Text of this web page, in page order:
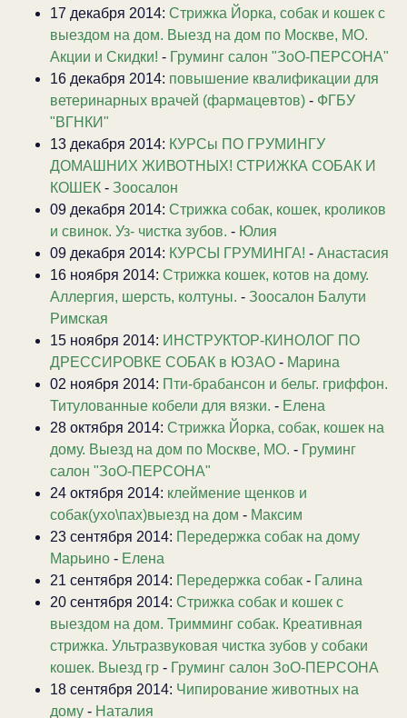
17 декабря 2014: Стрижка Йорка, собак и кошек с
выездом на дом. Выезд на дом по Москве, МО.
Акции и Скидки! - Груминг салон "ЗоО-ПЕРСОНА"
16 декабря 2014: повышение квалификации для
ветеринарных врачей (фармацевтов) - ФГБУ
"ВГНКИ"
13 декабря 2014: КУРСы ПО ГРУМИНГУ
ДОМАШНИХ ЖИВОТНЫХ! СТРИЖКА СОБАК И
КОШЕК - Зоосалон
09 декабря 2014: Стрижка собак, кошек, кроликов
и свинок. Уз- чистка зубов. - Юлия
09 декабря 2014: КУРСЫ ГРУМИНГА! - Анастасия
16 ноября 2014: Стрижка кошек, котов на дому.
Аллергия, шерсть, колтуны. - Зоосалон Балути
Римская
15 ноября 2014: ИНСТРУКТОР-КИНОЛОГ ПО
ДРЕССИРОВКЕ СОБАК в ЮЗАО - Марина
02 ноября 2014: Пти-брабансон и бельг. гриффон.
Титулованные кобели для вязки. - Елена
28 октября 2014: Стрижка Йорка, собак, кошек на
дому. Выезд на дом по Москве, МО. - Груминг
салон "ЗоО-ПЕРСОНА"
24 октября 2014: клеймение щенков и
собак(ухо\пах)выезд на дом - Максим
23 сентября 2014: Передержка собак на дому
Марьино - Елена
21 сентября 2014: Передержка собак - Галина
20 сентября 2014: Стрижка собак и кошек с
выездом на дом. Тримминг собак. Креативная
стрижка. Ультразвуковая чистка зубов у собаки
кошек. Выезд гр - Груминг салон ЗоО-ПЕРСОНА
18 сентября 2014: Чипирование животных на
дому - Наталия